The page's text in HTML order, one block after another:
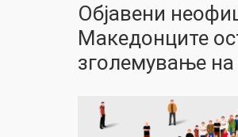
Објавени
Македонците
зголемување